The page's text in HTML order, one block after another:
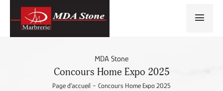
MDA Stone
Concours Home Expo 2025
Page d'accueil - Concours Home Expo 2025